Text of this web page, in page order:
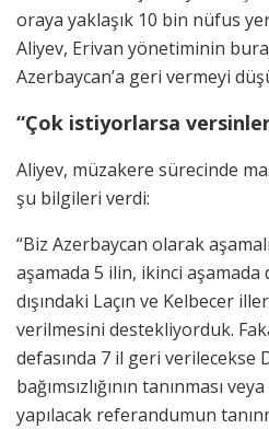
oraya yaklaşık 10 bin nüfus
Aliyev, Erivan yönetiminin
Azerbaycan’a geri vermeyi
“Çok istiyorlarsa versinler
Aliyev, müzakere sürecinde
şu bilgileri verdi:
“Biz Azerbaycan olarak
aşamada 5 ilin, ikinci aşamada
dışındaki Laçın ve Kelbecer
verilmesini destekliyorduk.
defasında 7 il geri verilecekse
bağımsızlığının tanınması
yapılacak referandumun